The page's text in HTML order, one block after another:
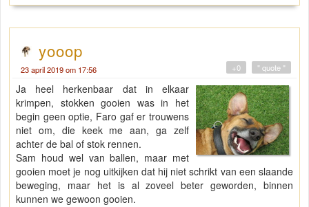
yooop
23 april 2019 om 17:56 " quote "
+0
Ja heel herkenbaar dat in elkaar
krimpen, stokken gooien was in het
begin geen optie, Faro gaf er trouwens
niet om, die keek me aan, ga zelf
achter de bal of stok rennen.
Sam houd wel van ballen, maar met
gooien moet je nog uitkijken dat hij niet schrikt van een slaande
beweging, maar het is al zoveel beter geworden, binnen
kunnen we gewoon gooien.